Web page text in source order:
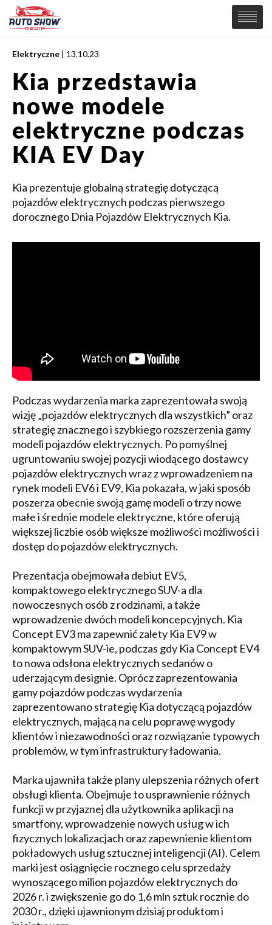
PREMIERY
SAMOCHODY
Wiadomości
Samochody Koncepcyjne
Tuning
Elektryczne
MOTORSPORT
Elektryczne | 13.10.23
Kia przedstawia
nowe modele
elektryczne podczas
KIA EV Day
Kia prezentuje globalną strategię dotyczącą
pojazdów elektrycznych podczas pierwszego
dorocznego Dnia Pojazdów Elektrycznych Kia.
Podczas wydarzenia marka zaprezentowała swoją
wizję „pojazdów elektrycznych dla wszystkich” oraz
strategię znacznego i szybkiego rozszerzenia gamy
modeli pojazdów elektrycznych. Po pomyślnej
ugruntowaniu swojej pozycji wiodącego dostawcy
pojazdów elektrycznych wraz z wprowadzeniem na
rynek modeli EV6 i EV9, Kia pokazała, w jaki sposób
poszerza obecnie swoją gamę modeli o trzy nowe
małe i średnie modele elektryczne, które oferują
większej liczbie osób większe możliwości możliwości i
dostęp do pojazdów elektrycznych.
Prezentacja obejmowała debiut EV5,
kompaktowego elektrycznego SUV-a dla
nowoczesnych osób z rodzinami, a także
wprowadzenie dwóch modeli koncepcyjnych. Kia
Concept EV3 ma zapewnić zalety Kia EV9 w
kompaktowym SUV-ie, podczas gdy Kia Concept EV4
to nowa odsłona elektrycznych sedanów o
uderzającym designie. Oprócz zaprezentowania
gamy pojazdów podczas wydarzenia
zaprezentowano strategię Kia dotyczącą pojazdów
elektrycznych, mającą na celu poprawę wygody
klientów i niezawodności oraz rozwiązanie typowych
problemów, w tym infrastruktury ładowania.
Marka ujawniła także plany ulepszenia różnych ofert
obsługi klienta. Obejmuje to usprawnienie różnych
funkcji w przyjaznej dla użytkownika aplikacji na
smartfony, wprowadzenie nowych usług w ich
fizycznych lokalizacjach oraz zapewnienie klientom
pokładowych usług sztucznej inteligencji (AI). Celem
marki jest osiągnięcie rocznego celu sprzedaży
wynoszącego milion pojazdów elektrycznych do
2026 r. i zwiększenie go do 1,6 mln sztuk rocznie do
2030 r., dzięki ujawnionym dzisiaj produktom i